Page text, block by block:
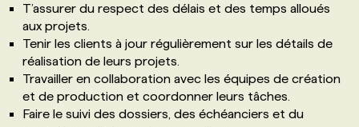
T’assurer du respect des délais et des temps alloués
aux projets.
Tenir les clients à jour régulièrement sur les détails de
réalisation de leurs projets.
Travailler en collaboration avec les équipes de création
et de production et coordonner leurs tâches.
Faire le suivi des dossiers, des échéanciers et du